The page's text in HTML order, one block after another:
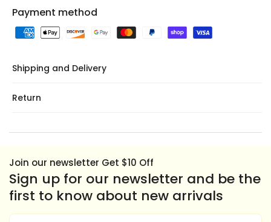
Payment method
Shipping and Delivery
Return
Join our newsletter Get $10 Off
Sign up for our newsletter and be the
first to know about new arrivals